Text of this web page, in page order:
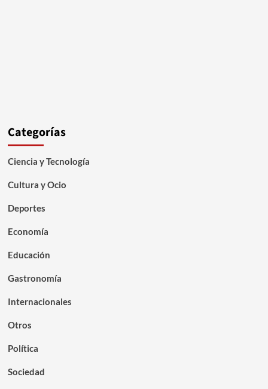
Categorías
Ciencia y Tecnología
Cultura y Ocio
Deportes
Economía
Educación
Gastronomía
Internacionales
Otros
Política
Sociedad